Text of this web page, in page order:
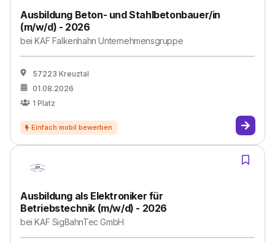
Ausbildung Beton- und Stahlbetonbauer/in
(m/w/d) - 2026
beiKAF Falkenhahn Unternehmensgruppe
57223 Kreuztal
01.08.2026
1 Platz
Ausbildung als Elektroniker für
Betriebstechnik (m/w/d) - 2026
beiKAF SigBahnTec GmbH